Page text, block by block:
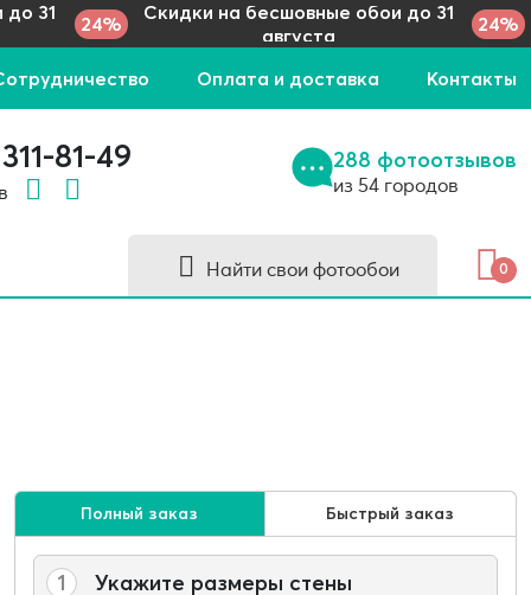
31
24%
Скидки на бесшовные обои до 31
августа
24%
Оплата и доставка Контакты
81-49 288 фотоотзывов
из 54 городов
Найти свои фотообои 0
Полный заказ Быстрый заказ
1 Укажите размеры стены